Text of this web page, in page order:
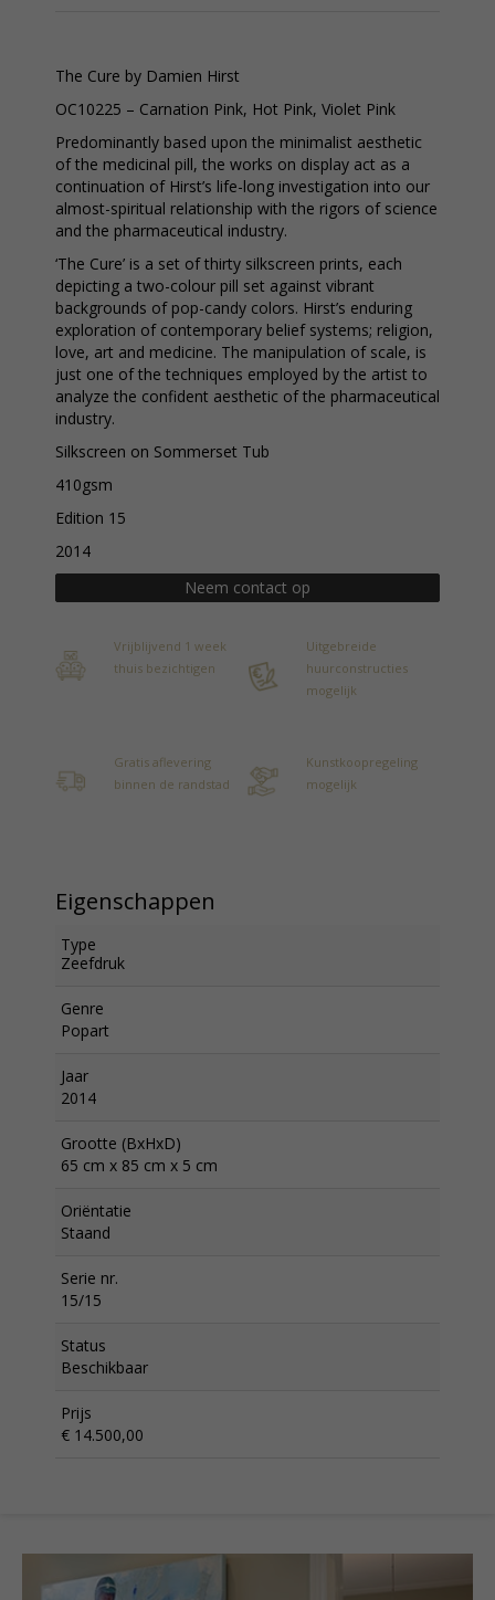
The Cure by Damien Hirst
OC10225 – Carnation Pink, Hot Pink, Violet Pink
Predominantly based upon the minimalist aesthetic
of the medicinal pill, the works on display act as a
continuation of Hirst’s life-long investigation into our
almost-spiritual relationship with the rigors of science
and the pharmaceutical industry.
‘The Cure’ is a set of thirty silkscreen prints, each
depicting a two-colour pill set against vibrant
backgrounds of pop-candy colors. Hirst’s enduring
exploration of contemporary belief systems; religion,
love, art and medicine. The manipulation of scale, is
just one of the techniques employed by the artist to
analyze the confident aesthetic of the pharmaceutical
industry.
Silkscreen on Sommerset Tub
410gsm
Edition 15
2014
Neem contact op
Vrijblijvend 1 week
thuis bezichtigen
Uitgebreide
huurconstructies
mogelijk
Gratis aflevering
binnen de randstad
Kunstkoopregeling
mogelijk
Eigenschappen
Type
Zeefdruk
Genre
Popart
Jaar
2014
Grootte (BxHxD)
65 cm x 85 cm x 5 cm
Oriëntatie
Staand
Serie nr.
15/15
Status
Beschikbaar
Prijs
€ 14.500,00